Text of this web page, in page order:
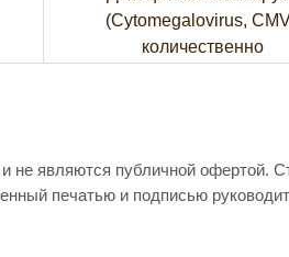
(Cytomegalovirus,
количественно
являются публичной офертой.
печатью и подписью